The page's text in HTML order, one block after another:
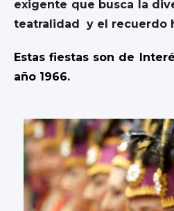
exigente que busca la
teatralidad y el recuerdo
Estas fiestas son de
año 1966.